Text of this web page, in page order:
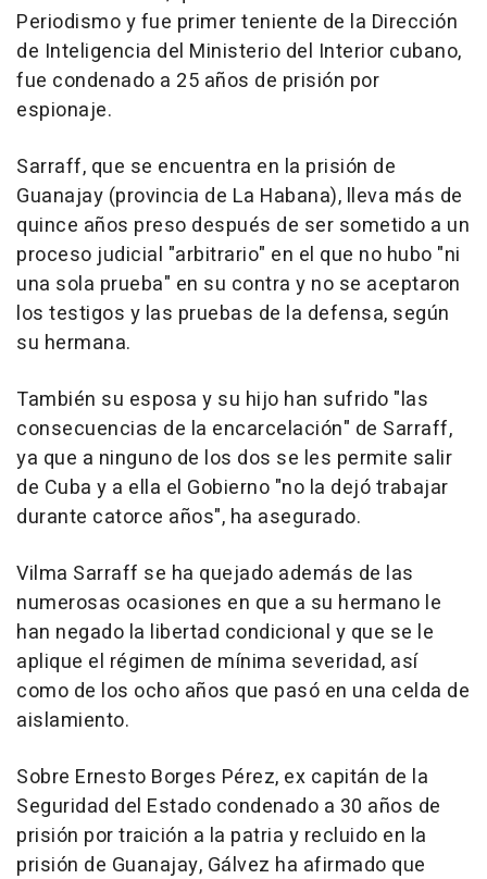
Periodismo y fue primer teniente de la Dirección
de Inteligencia del Ministerio del Interior cubano,
fue condenado a 25 años de prisión por
espionaje.
Sarraff, que se encuentra en la prisión de
Guanajay (provincia de La Habana), lleva más de
quince años preso después de ser sometido a un
proceso judicial "arbitrario" en el que no hubo "ni
una sola prueba" en su contra y no se aceptaron
los testigos y las pruebas de la defensa, según
su hermana.
También su esposa y su hijo han sufrido "las
consecuencias de la encarcelación" de Sarraff,
ya que a ninguno de los dos se les permite salir
de Cuba y a ella el Gobierno "no la dejó trabajar
durante catorce años", ha asegurado.
Vilma Sarraff se ha quejado además de las
numerosas ocasiones en que a su hermano le
han negado la libertad condicional y que se le
aplique el régimen de mínima severidad, así
como de los ocho años que pasó en una celda de
aislamiento.
Sobre Ernesto Borges Pérez, ex capitán de la
Seguridad del Estado condenado a 30 años de
prisión por traición a la patria y recluido en la
prisión de Guanajay, Gálvez ha afirmado que